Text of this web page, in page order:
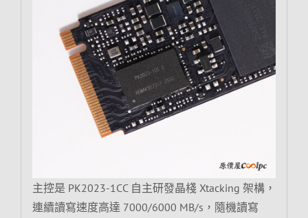
主控是 PK2023-1CC 自主研發晶棧 Xtacking 架構，
連續讀寫速度高達 7000/6000 MB/s，隨機讀寫